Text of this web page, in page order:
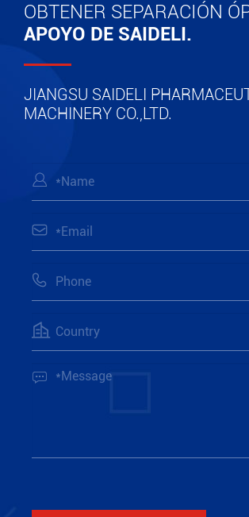
OBTENER SEPARACIÓN
APOYO DE SAIDELI.
JIANGSU SAIDELI
MACHINERY CO.,LTD.




